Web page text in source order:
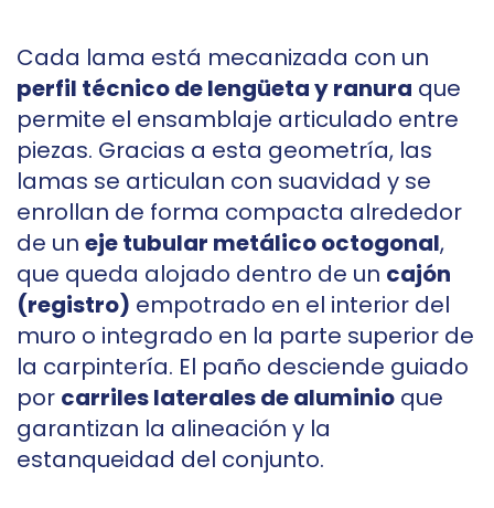
Cada lama está mecanizada con un
perfil técnico de lengüeta y ranura que
permite el ensamblaje articulado entre
piezas. Gracias a esta geometría, las
lamas se articulan con suavidad y se
enrollan de forma compacta alrededor
de un eje tubular metálico octogonal,
que queda alojado dentro de un cajón
(registro) empotrado en el interior del
muro o integrado en la parte superior de
la carpintería. El paño desciende guiado
por carriles laterales de aluminio que
garantizan la alineación y la
estanqueidad del conjunto.